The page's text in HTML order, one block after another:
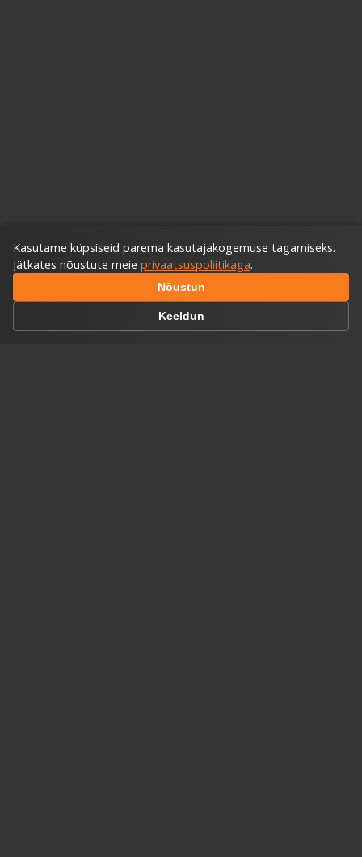
Kasutame küpsiseid parema kasutajakogemuse tagamiseks.
Jätkates nõustute meie privaatsuspoliitikaga.
Nõustun
Keeldun